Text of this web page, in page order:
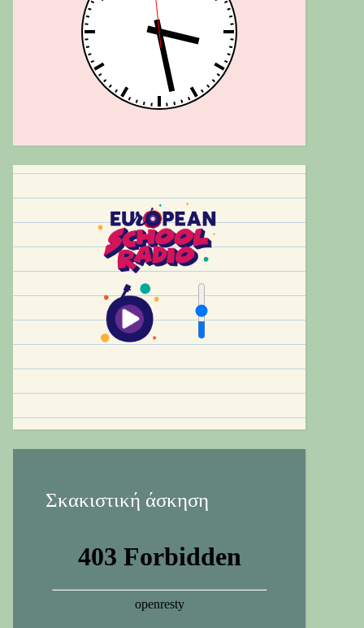
Σκακιστική άσκηση